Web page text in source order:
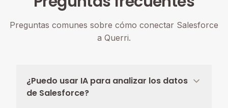
Preguntas comunes sobre cómo conectar Salesforce
a Querri.
¿Puedo usar IA para analizar los datos
de Salesforce?